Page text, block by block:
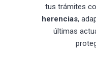
tus trámites
herencias,
últimas